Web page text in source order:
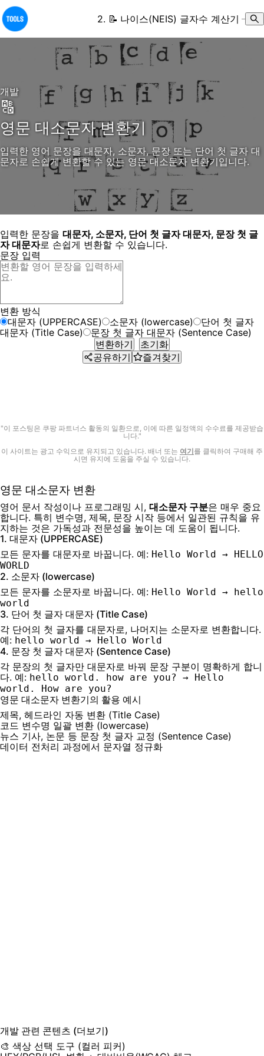
2. 📝 나이스(NEIS) 글자수 계산기 –
개발
🔠
영문 대소문자 변환기
입력한 영어 문장을 대문자, 소문자, 문장 또는 단어 첫 글자 대
문자로 손쉽게 변환할 수 있는 영문 대소문자 변환기입니다.
입력한 문장을 대문자, 소문자, 단어 첫 글자 대문자, 문장 첫 글
자 대문자로 손쉽게 변환할 수 있습니다.
문장 입력
변환 방식
대문자 (UPPERCASE)
소문자 (lowercase)
단어 첫 글자
대문자 (Title Case)
문장 첫 글자 대문자 (Sentence Case)
변환하기
초기화
공유하기
즐겨찾기
"이 포스팅은 쿠팡 파트너스 활동의 일환으로, 이에 따른 일정액의 수수료를 제공받습
니다."
이 사이트는 광고 수익으로 유지되고 있습니다. 배너 또는 여기를 클릭하여 구매해 주
시면 유지에 도움을 주실 수 있습니다.
영문 대소문자 변환
영어 문서 작성이나 프로그래밍 시, 대소문자 구분은 매우 중요
합니다. 특히 변수명, 제목, 문장 시작 등에서 일관된 규칙을 유
지하는 것은 가독성과 전문성을 높이는 데 도움이 됩니다.
1. 대문자 (UPPERCASE)
모든 문자를 대문자로 바꿉니다. 예: Hello World → HELLO
WORLD
2. 소문자 (lowercase)
모든 문자를 소문자로 바꿉니다. 예: Hello World → hello
world
3. 단어 첫 글자 대문자 (Title Case)
각 단어의 첫 글자를 대문자로, 나머지는 소문자로 변환합니다.
예: hello world → Hello World
4. 문장 첫 글자 대문자 (Sentence Case)
각 문장의 첫 글자만 대문자로 바꿔 문장 구분이 명확하게 합니
다. 예: hello world. how are you? → Hello
world. How are you?
영문 대소문자 변환기의 활용 예시
제목, 헤드라인 자동 변환 (Title Case)
코드 변수명 일괄 변환 (lowercase)
뉴스 기사, 논문 등 문장 첫 글자 교정 (Sentence Case)
데이터 전처리 과정에서 문자열 정규화
개발 관련 콘텐츠 (더보기)
🎨 색상 선택 도구 (컬러 피커)